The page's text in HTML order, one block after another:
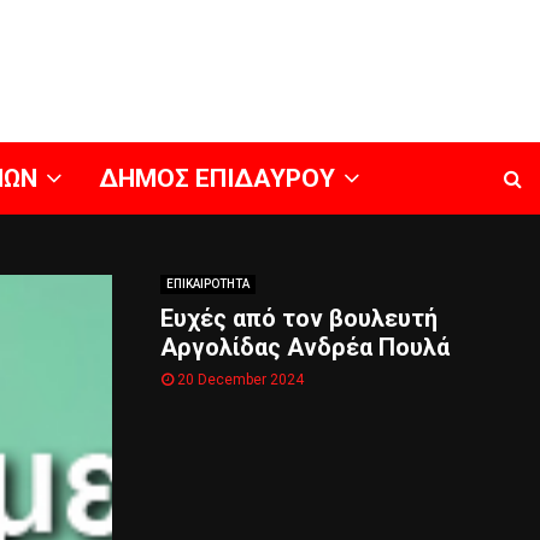
ΔΗΜΟΣ ΕΠΙΔΑΥΡΟΥ
ΕΠΙΚΑΙΡΟΤΗΤΑ
Ευχές από τον βουλευτή
Αργολίδας Ανδρέα Πουλά
20 December 2024